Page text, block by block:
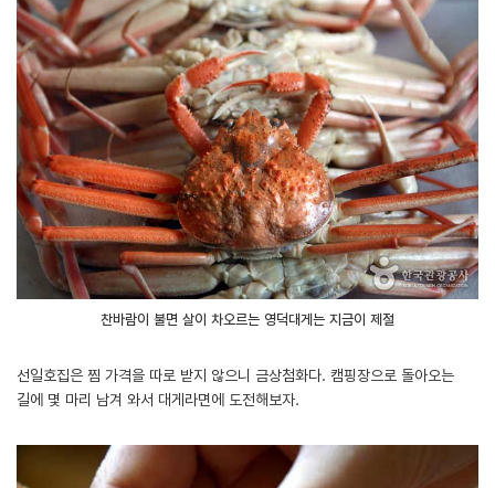
찬바람이 불면 살이 차오르는 영덕대게는 지금이 제철
선일호집은 찜 가격을 따로 받지 않으니 금상첨화다. 캠핑장으로 돌아오는
길에 몇 마리 남겨 와서 대게라면에 도전해보자.